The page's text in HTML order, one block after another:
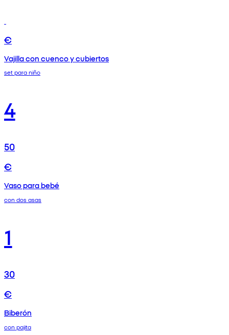
€
Vajilla con cuenco y cubiertos
set para niño
4
50
€
Vaso para bebé
con dos asas
1
30
€
Biberón
con pajita